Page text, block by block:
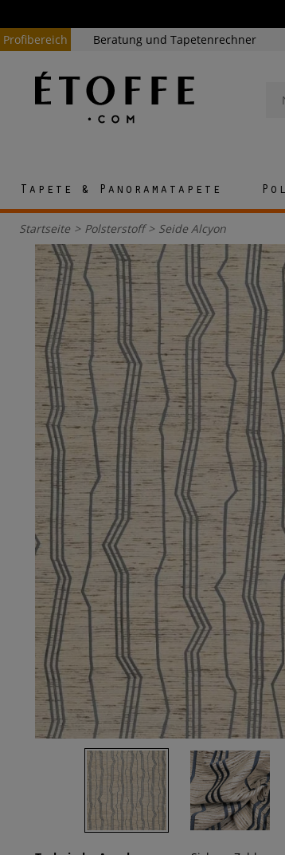
Profibereich
Beratung und Tapetenrechner
Tapete & Panoramatapete
Startseite > Polsterstoff > Seide Alcyon